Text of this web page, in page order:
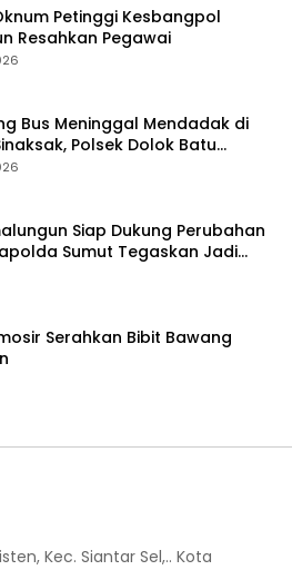
Petinggi Kesbangpol
Resahkan Pegawai
Bus Meninggal Mendadak di
Polsek Dolok Batu
Cepat Olah TKP
Siap Dukung Perubahan
Sumut Tegaskan Jadi
Profesionalisme dan
Serahkan Bibit Bawang
Kec. Siantar Sel,.. Kota